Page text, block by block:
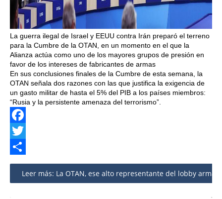
La guerra ilegal de Israel y EEUU contra Irán preparó el terreno
para la Cumbre de la OTAN, en un momento en el que la
Alianza actúa como uno de los mayores grupos de presión en
favor de los intereses de fabricantes de armas
En sus conclusiones finales de la Cumbre de esta semana, la
OTAN señala dos razones con las que justifica la exigencia de
un gasto militar de hasta el 5% del PIB a los países miembros:
“Rusia y la persistente amenaza del terrorismo”.
Facebook
Twitter
Share
Leer más: La OTAN, ese alto representante del lobby